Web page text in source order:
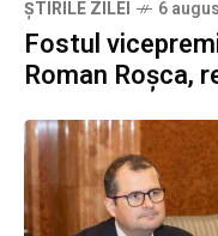
ȘTIRILE ZILEI 6
Fostul
Roman Roșca,